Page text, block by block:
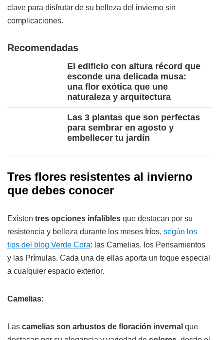
clave para disfrutar de su belleza del invierno sin
complicaciones.
Recomendadas
El edificio con altura récord que
esconde una delicada musa:
una flor exótica que une
naturaleza y arquitectura
Las 3 plantas que son perfectas
para sembrar en agosto y
embellecer tu jardín
Tres flores resistentes al invierno
que debes conocer
Existen tres opciones infalibles que destacan por su
resistencia y belleza durante los meses fríos, según los
tips del blog Verde Cora: las Camelias, los Pensamientos
y las Prímulas. Cada una de ellas aporta un toque especial
a cualquier espacio exterior.
Camelias:
Las camelias son arbustos de floración invernal que